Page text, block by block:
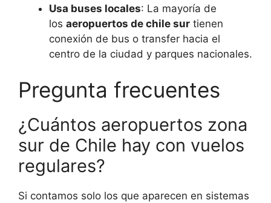
Usa buses locales: La mayoría de
los aeropuertos de chile sur tienen
conexión de bus o transfer hacia el
centro de la ciudad y parques nacionales.
Pregunta frecuentes
¿Cuántos aeropuertos zona
sur de Chile hay con vuelos
regulares?
Si contamos solo los que aparecen en sistemas